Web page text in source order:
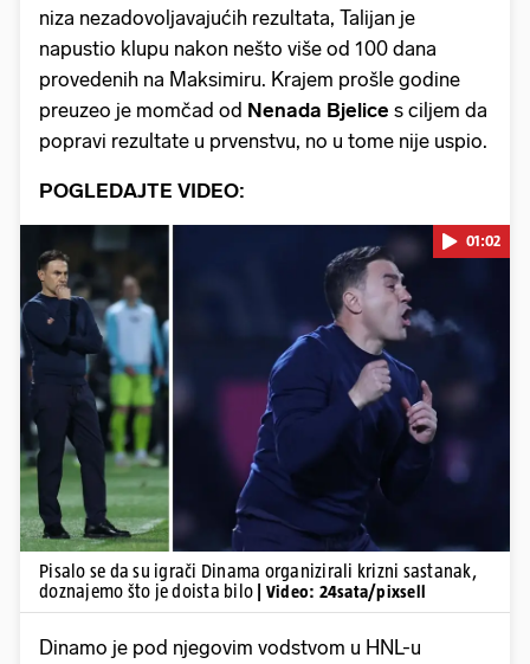
niza nezadovoljavajućih rezultata, Talijan je
napustio klupu nakon nešto više od 100 dana
provedenih na Maksimiru. Krajem prošle godine
preuzeo je momčad od Nenada Bjelice s ciljem da
popravi rezultate u prvenstvu, no u tome nije uspio.
POGLEDAJTE VIDEO:
Pokretanje videa...
01:02
Pisalo se da su igrači Dinama organizirali krizni sastanak,
doznajemo što je doista bilo
| Video: 24sata/pixsell
Dinamo je pod njegovim vodstvom u HNL-u